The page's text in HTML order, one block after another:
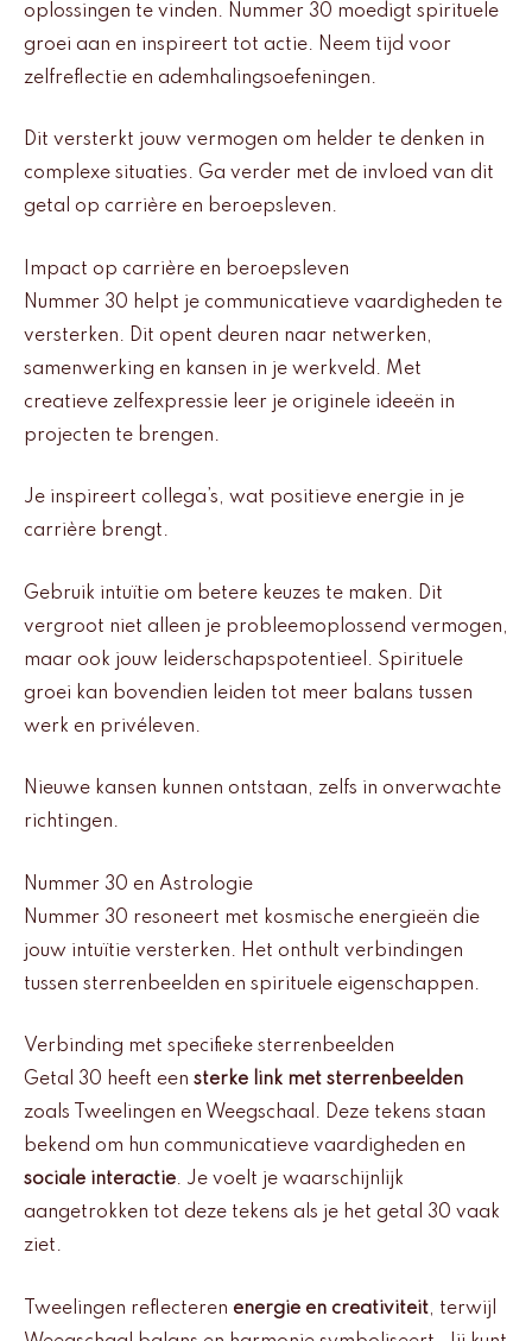
oplossingen te vinden. Nummer 30 moedigt spirituele
groei aan en inspireert tot actie. Neem tijd voor
zelfreflectie en ademhalingsoefeningen.
Dit versterkt jouw vermogen om helder te denken in
complexe situaties. Ga verder met de invloed van dit
getal op carrière en beroepsleven.
Impact op carrière en beroepsleven
Nummer 30 helpt je communicatieve vaardigheden te
versterken. Dit opent deuren naar netwerken,
samenwerking en kansen in je werkveld. Met
creatieve zelfexpressie leer je originele ideeën in
projecten te brengen.
Je inspireert collega’s, wat positieve energie in je
carrière brengt.
Gebruik intuïtie om betere keuzes te maken. Dit
vergroot niet alleen je probleemoplossend vermogen,
maar ook jouw leiderschapspotentieel. Spirituele
groei kan bovendien leiden tot meer balans tussen
werk en privéleven.
Nieuwe kansen kunnen ontstaan, zelfs in onverwachte
richtingen.
Nummer 30 en Astrologie
Nummer 30 resoneert met kosmische energieën die
jouw intuïtie versterken. Het onthult verbindingen
tussen sterrenbeelden en spirituele eigenschappen.
Verbinding met specifieke sterrenbeelden
Getal 30 heeft een sterke link met sterrenbeelden
zoals Tweelingen en Weegschaal. Deze tekens staan
bekend om hun communicatieve vaardigheden en
sociale interactie. Je voelt je waarschijnlijk
aangetrokken tot deze tekens als je het getal 30 vaak
ziet.
Tweelingen reflecteren energie en creativiteit, terwijl